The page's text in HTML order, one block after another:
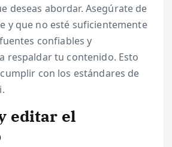
deseas abordar. Asegúrate de
y que no esté suficientemente
confiables y
respaldar tu contenido. Esto
con los estándares de
editar el